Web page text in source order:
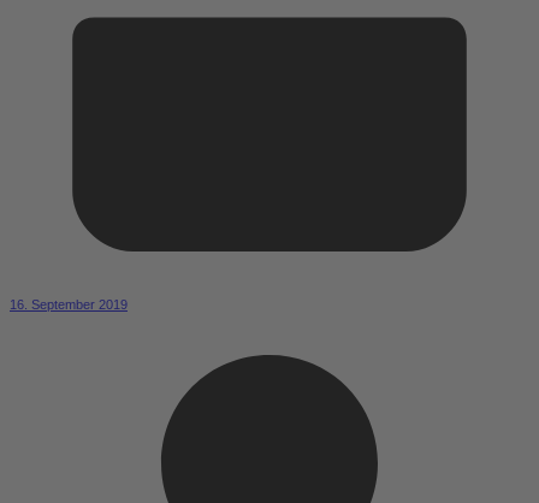
16. September 2019